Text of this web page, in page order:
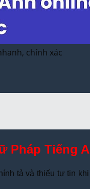
chính xác
Pháp Tiếng
tả và thiếu tự tin